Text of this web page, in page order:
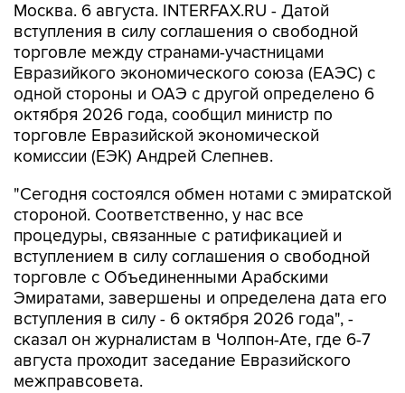
Москва. 6 августа. INTERFAX.RU - Датой
вступления в силу соглашения о свободной
торговле между странами-участницами
Евразийкого экономического союза (ЕАЭС) с
одной стороны и ОАЭ с другой определено 6
октября 2026 года, сообщил министр по
торговле Евразийской экономической
комиссии (ЕЭК) Андрей Слепнев.
"Сегодня состоялся обмен нотами с эмиратской
стороной. Соответственно, у нас все
процедуры, связанные с ратификацией и
вступлением в силу соглашения о свободной
торговле с Объединенными Арабскими
Эмиратами, завершены и определена дата его
вступления в силу - 6 октября 2026 года", -
сказал он журналистам в Чолпон-Ате, где 6-7
августа проходит заседание Евразийского
межправсовета.